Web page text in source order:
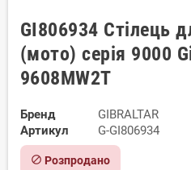
GI806934 Стілець
(мото) серія 9000
9608MW2T
Бренд
GIBRALTAR
Артикул
G-GI806934
block Розпродано